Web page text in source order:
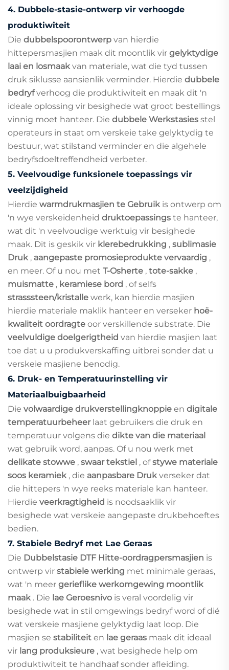
4. Dubbele-stasie-ontwerp vir verhoogde
produktiwiteit
Die dubbelspoorontwerp van hierdie
hittepersmasjien maak dit moontlik vir gelyktydige
laai en losmaak van materiale, wat die tyd tussen
druk siklusse aansienlik verminder. Hierdie dubbele
bedryfverhoog die produktiwiteit en maak dit 'n
ideale oplossing vir besighede wat groot bestellings
vinnig moet hanteer. Die dubbele Werkstasies stel
operateurs in staat om verskeie take gelyktydig te
bestuur, wat stilstand verminder en die algehele
bedryfsdoeltreffendheid verbeter.
5. Veelvoudige funksionele toepassings vir
veelzijdigheid
Hierdie warmdrukmasjien te Gebruik is ontwerp om
'n wye verskeidenheid druktoepassings te hanteer,
wat dit 'n veelvoudige werktuig vir besighede
maak. Dit is geskik vir klerebedrukking , sublimasie
Druk , aangepaste promosieprodukte vervaardig ,
en meer. Of u nou met T-Osherte , tote-sakke ,
muismatte , keramiese bord , of selfs
strasssteen/kristalle werk, kan hierdie masjien
hierdie materiale maklik hanteer en verseker hoë-
kwaliteit oordragte oor verskillende substrate. Die
veelvuldige doelgerigtheid van hierdie masjien laat
toe dat u u produkverskaffing uitbrei sonder dat u
verskeie masjiene benodig.
6. Druk- en Temperatuurinstelling vir
Materiaalbuigbaarheid
Die volwaardige drukverstellingknoppie en digitale
temperatuurbeheer laat gebruikers die druk en
temperatuur volgens die dikte van die materiaal
wat gebruik word, aanpas. Of u nou werk met
delikate stowwe , swaar tekstiel , ofstywe materiale
soos keramiek , die aanpasbare Druk verseker dat
die hittepers 'n wye reeks materiale kan hanteer.
Hierdie veerkragtigheid is noodsaaklik vir
besighede wat verskeie aangepaste drukbehoeftes
bedien.
7. Stabiele Bedryf met Lae Geraas
Die Dubbelstasie DTF Hitte-oordragpersmasjien is
ontwerp vir stabiele werking met minimale geraas,
wat 'n meer gerieflike werkomgewing moontlik
maak . Die lae Geroesnivo is veral voordelig vir
besighede wat in stil omgewings bedryf word of dié
wat verskeie masjiene gelyktydig laat loop. Die
masjien se stabiliteit en lae geraas maak dit ideaal
vir lang produksieure , wat besighede help om
produktiwiteit te handhaaf sonder afleiding.